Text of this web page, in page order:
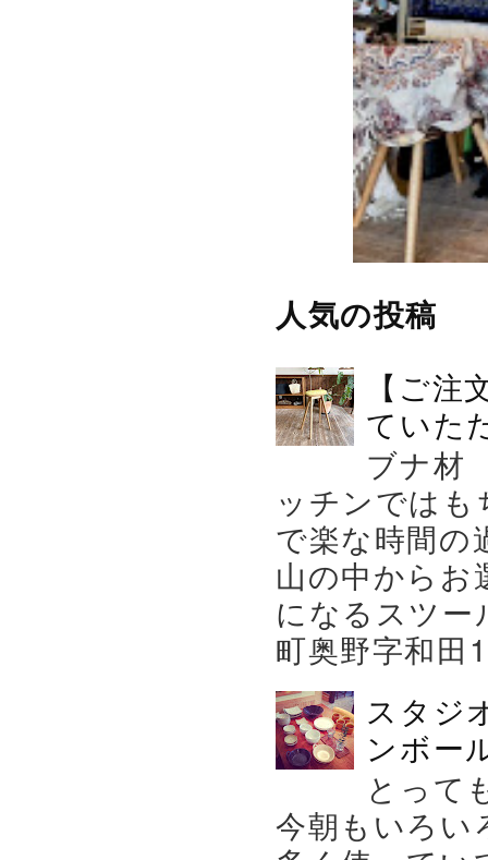
人気の投稿
【ご
ていた
ブナ材
ッチンでは
で楽な時間の
山の中から
になるスツー
町奥野字和
スタジ
ンボー
とって
今朝もいろい